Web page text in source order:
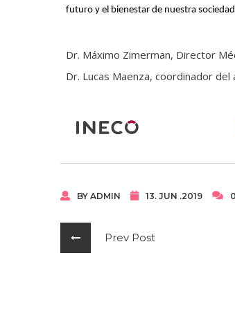
futuro y el bienestar de nuestra
Dr. Máximo Zimerman, Director
Dr. Lucas Maenza, coordinador
BY ADMIN 13. JUN .2019
Prev Post